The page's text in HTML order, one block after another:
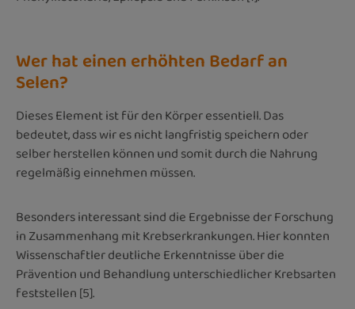
Wer hat einen erhöhten Bedarf an
Selen?
Dieses Element ist für den Körper essentiell. Das
bedeutet, dass wir es nicht langfristig speichern oder
selber herstellen können und somit durch die Nahrung
regelmäßig einnehmen müssen.
Besonders interessant sind die Ergebnisse der Forschung
in Zusammenhang mit Krebserkrankungen. Hier konnten
Wissenschaftler deutliche Erkenntnisse über die
Prävention und Behandlung unterschiedlicher Krebsarten
feststellen [5].